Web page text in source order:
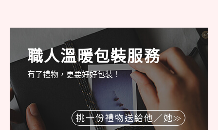
職人溫暖包裝服務
有了禮物，更要好好包裝！
挑一份禮物送給他／她